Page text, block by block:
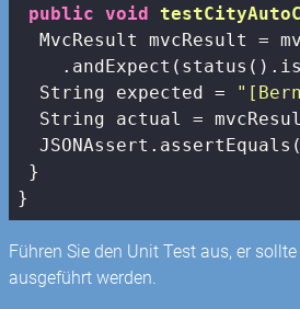
public void
MvcResult mvcResult =
  String expected =
String actual =
}
}
Führen Sie den Unit Test aus, er
ausgeführt werden.